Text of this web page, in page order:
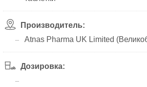
Производитель:
Atnas Pharma UK Lіmіted
Дозировка: